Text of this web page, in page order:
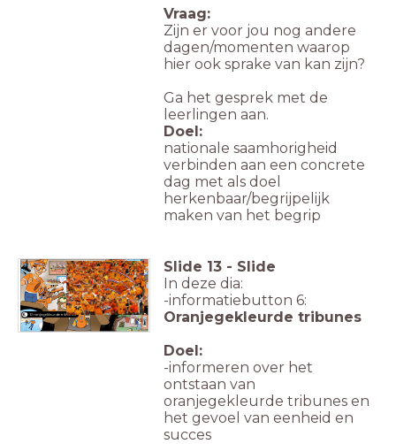
Vraag:
Zijn er voor jou nog andere
dagen/momenten waarop
hier ook sprake van kan zijn?
Ga het gesprek met de
leerlingen aan.
Doel:
nationale saamhorigheid
verbinden aan een concrete
dag met als doel
herkenbaar/begrijpelijk
maken van het begrip
Oranjegekleurde tribunes
6.
Slide 13 - Slide
In deze dia:
-informatiebutton 6:
Oranjegekleurde tribunes
Doel:
-informeren over het
ontstaan van
oranjegekleurde tribunes en
het gevoel van eenheid en
succes